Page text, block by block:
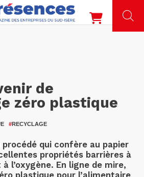
de
zéro plastique
#RECYCLAGE
procédé qui confère au papier
propriétés barrières à
à l’oxygène. En ligne de mire,
plastique pour l’alimentaire